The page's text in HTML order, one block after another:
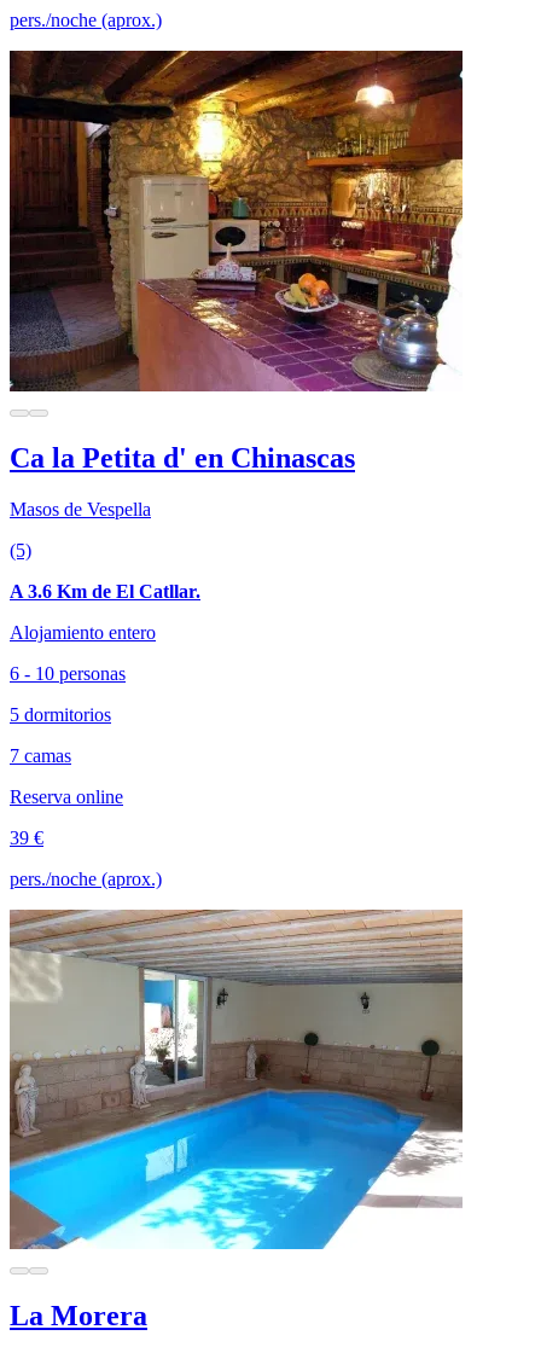
pers./noche (aprox.)
Ca la Petita d' en Chinascas
Masos de Vespella
(5)
A 3.6 Km de El Catllar.
Alojamiento entero
6 - 10 personas
5 dormitorios
7 camas
Reserva online
39 €
pers./noche (aprox.)
La Morera